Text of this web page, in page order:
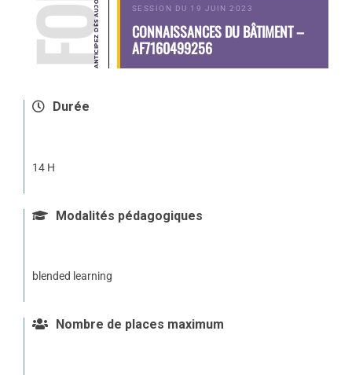
SESSION DU 19 JUIN 2023
CONNAISSANCES DU BÂTIMENT –
AF7160499256
Durée
14 H
Modalités pédagogiques
blended learning
Nombre de places maximum